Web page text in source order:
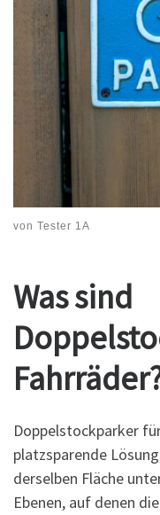
von Tester 1A
Was sind
Doppelstockparker
platzsparende
derselben Fläche
Ebenen, auf denen